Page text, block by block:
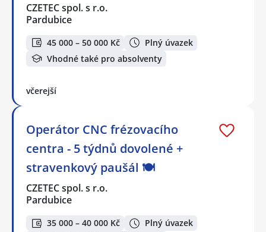
CZETEC spol. s r.o.
Pardubice
45 000 – 50 000 Kč
Plný úvazek
Vhodné také pro absolventy
včerejší
Operátor CNC frézovacího
centra - 5 týdnů dovolené +
stravenkový paušál 🍽️
CZETEC spol. s r.o.
Pardubice
35 000 – 40 000 Kč
Plný úvazek